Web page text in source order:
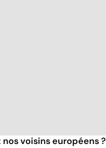
voisins européens ?